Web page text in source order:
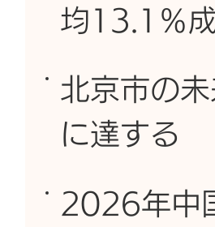
均13.1％
北京市の
に達する
2026年中